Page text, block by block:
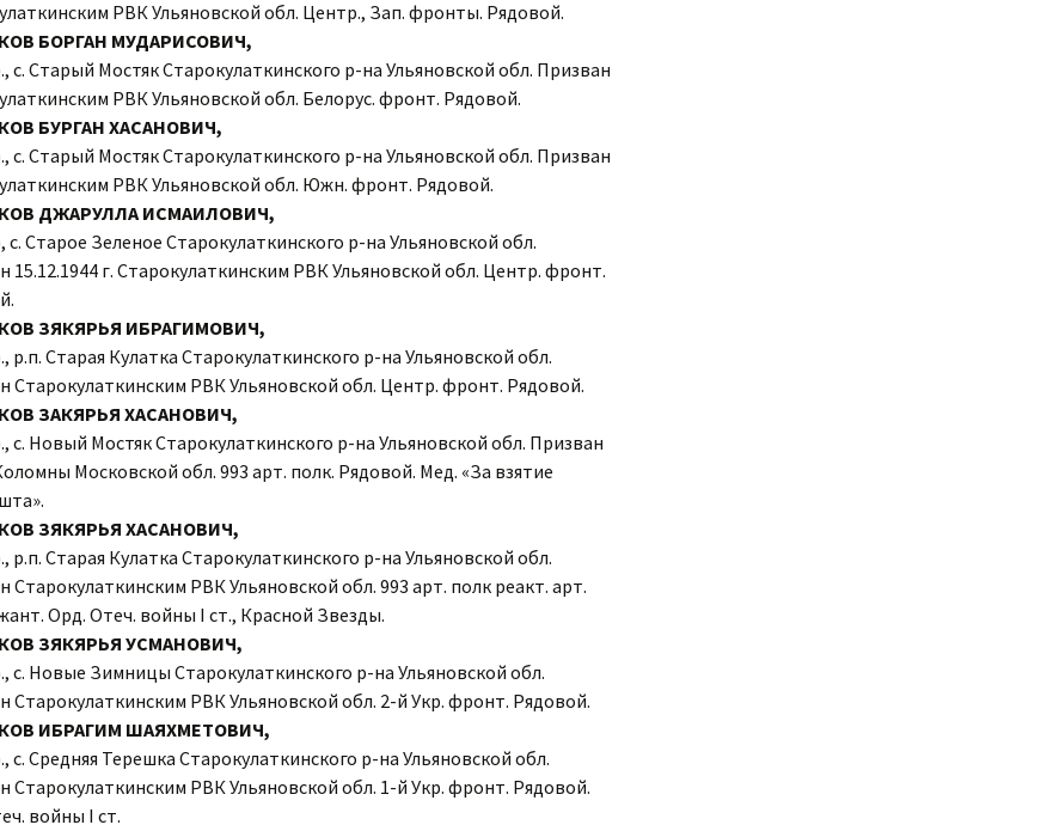
РВК Ульяновской обл. Центр., Зап. фронты. Рядовой.
БОРГАН МУДАРИСОВИЧ,
с. Старый Мостяк Старокулаткинского р-на Ульяновской обл. Призван
РВК Ульяновской обл. Белорус. фронт. Рядовой.
БУРГАН ХАСАНОВИЧ,
с. Старый Мостяк Старокулаткинского р-на Ульяновской обл. Призван
РВК Ульяновской обл. Южн. фронт. Рядовой.
ДЖАРУЛЛА ИСМАИЛОВИЧ,
с. Старое Зеленое Старокулаткинского р-на Ульяновской обл.
15.12.1944 г. Старокулаткинским РВК Ульяновской обл. Центр. фронт.
ЗЯКЯРЬЯ ИБРАГИМОВИЧ,
р.п. Старая Кулатка Старокулаткинского р-на Ульяновской обл.
Старокулаткинским РВК Ульяновской обл. Центр. фронт. Рядовой.
ЗАКЯРЬЯ ХАСАНОВИЧ,
с. Новый Мостяк Старокулаткинского р-на Ульяновской обл. Призван
Московской обл. 993 арт. полк. Рядовой. Мед. «За взятие
ЗЯКЯРЬЯ ХАСАНОВИЧ,
р.п. Старая Кулатка Старокулаткинского р-на Ульяновской обл.
Старокулаткинским РВК Ульяновской обл. 993 арт. полк реакт. арт.
Орд. Отеч. войны I ст., Красной Звезды.
ЗЯКЯРЬЯ УСМАНОВИЧ,
с. Новые Зимницы Старокулаткинского р-на Ульяновской обл.
Старокулаткинским РВК Ульяновской обл. 2-й Укр. фронт. Рядовой.
ИБРАГИМ ШАЯХМЕТОВИЧ,
с. Средняя Терешка Старокулаткинского р-на Ульяновской обл.
Старокулаткинским РВК Ульяновской обл. 1-й Укр. фронт. Рядовой.
войны I ст.